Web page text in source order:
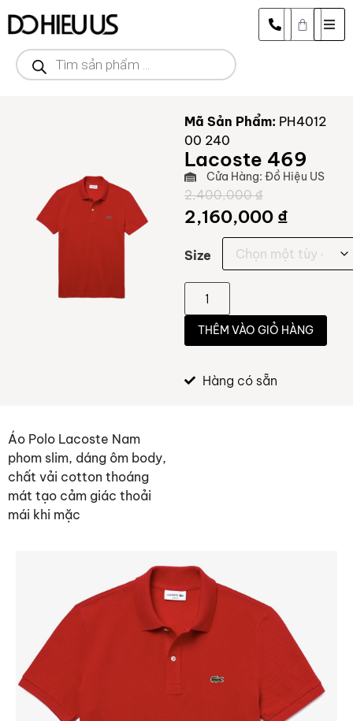
Mã Sản Phẩm: PH4012
00 240
Lacoste 469
Cửa Hàng: Đồ Hiệu US
2,400,000₫
2,160,000 ₫
Size
THÊM VÀO GIỎ HÀNG
Hàng có sẵn
Áo Polo Lacoste Nam
phom slim, dáng ôm body,
chất vải cotton thoáng
mát tạo cảm giác thoải
mái khi mặc